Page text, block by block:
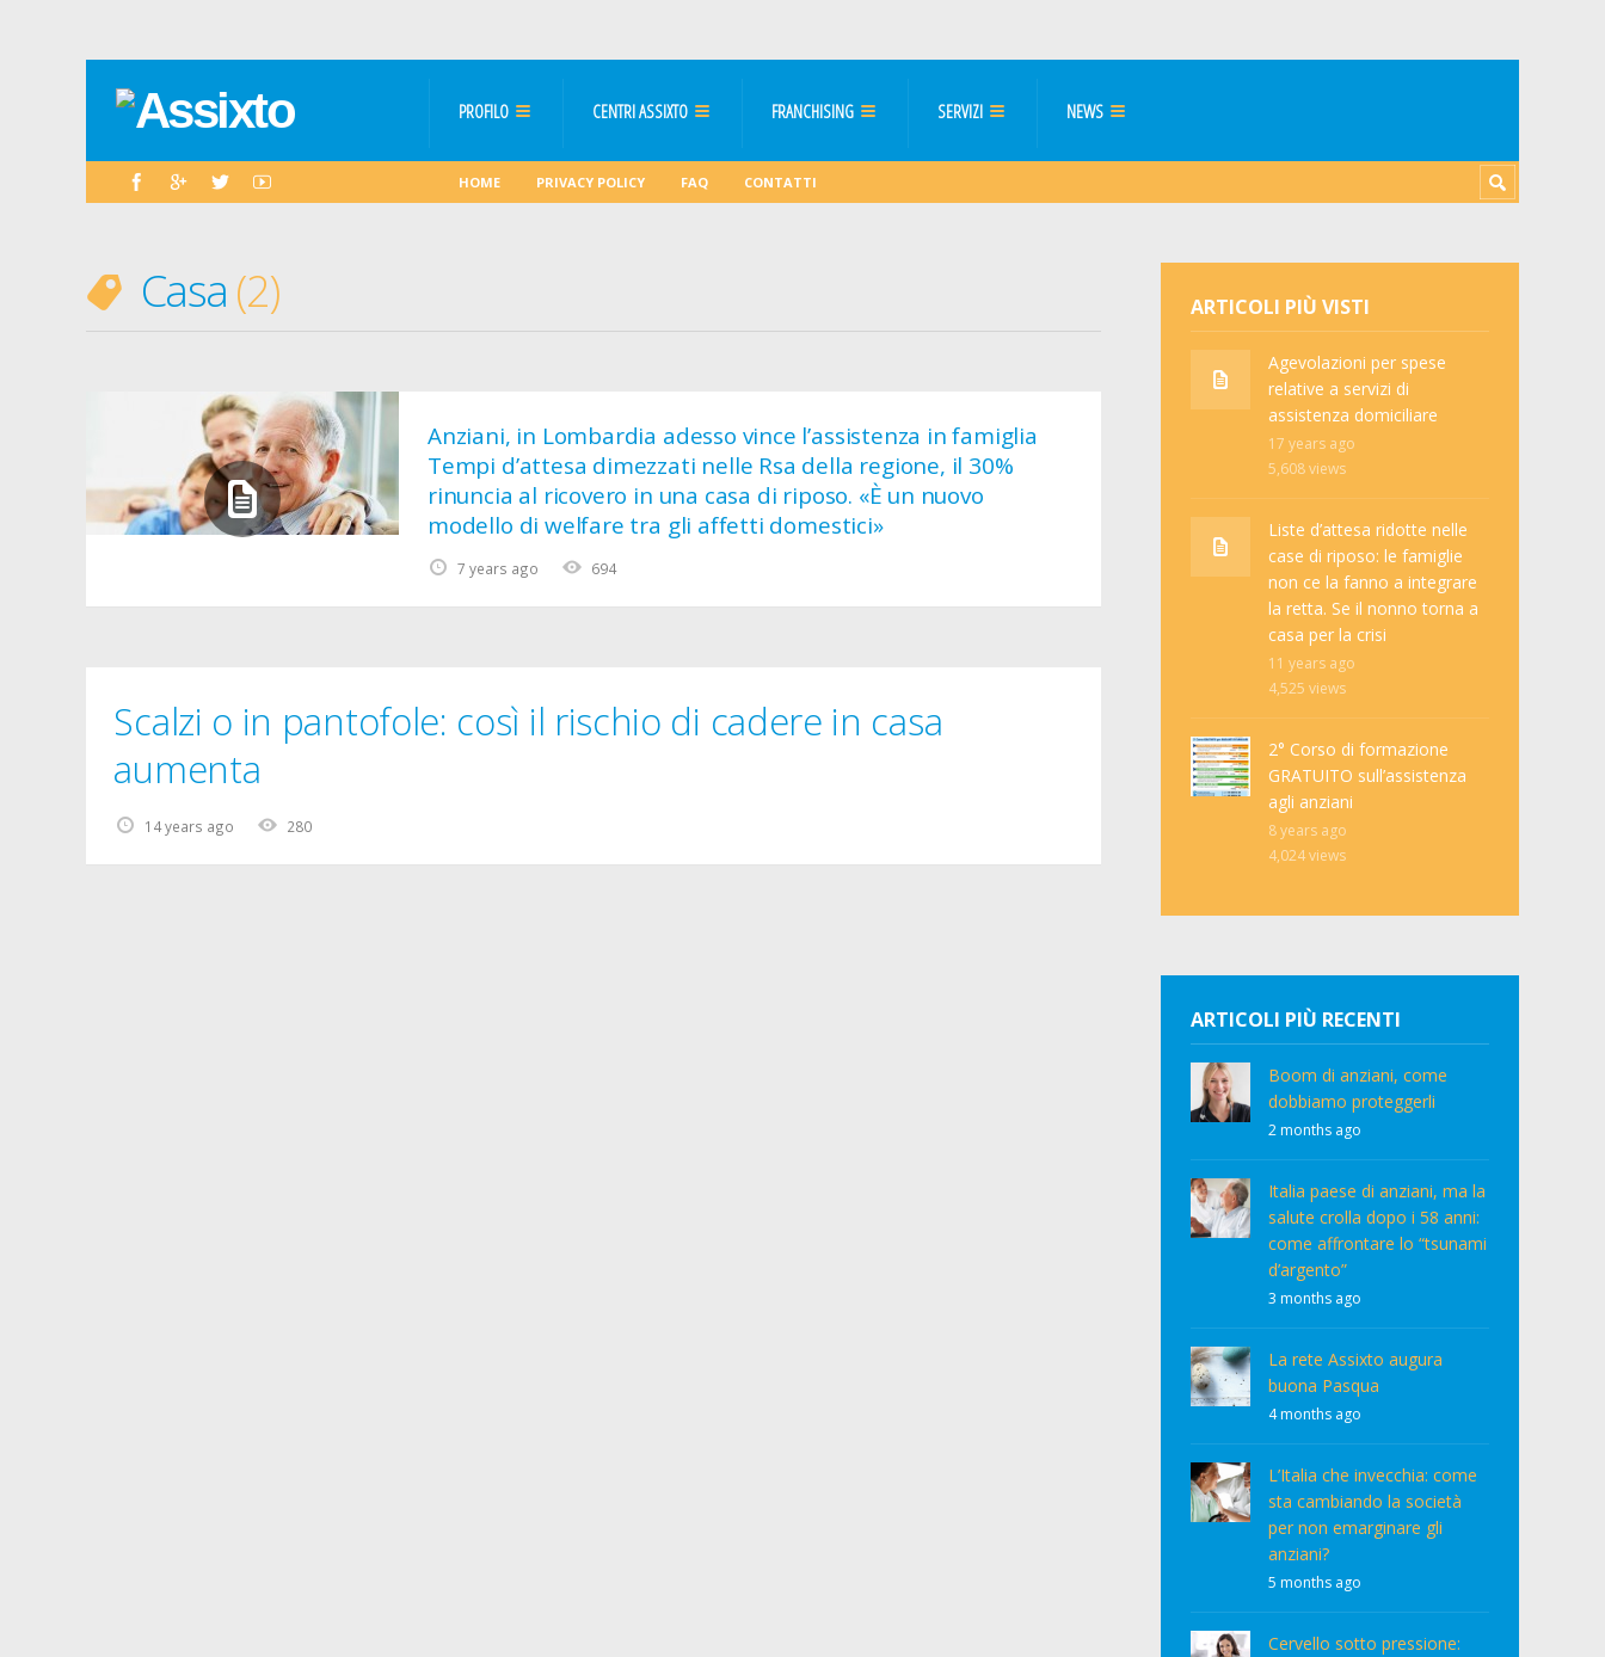
PROFILO CENTRI ASSIXTO FRANCHISING SERVIZI NEWS
HOME PRIVACY POLICY FAQ CONTATTI
Casa 2
7 years ago 694
Anziani, in Lombardia adesso vince l’assistenza in famiglia
Tempi d’attesa dimezzati nelle Rsa della regione, il 30%
rinuncia al ricovero in una casa di riposo. «È un nuovo
modello di welfare tra gli affetti domestici»
14 years ago 280
Scalzi o in pantofole: così il rischio di cadere in casa
aumenta
ARTICOLI PIÙ VISTI
Agevolazioni per spese
relative a servizi di
assistenza domiciliare
17 years ago
5,608views
Liste d’attesa ridotte nelle
case di riposo: le famiglie
non ce la fanno a integrare
la retta. Se il nonno torna a
casa per la crisi
11 years ago
4,525 views
2° Corso di formazione
GRATUITO sull’assistenza
agli anziani
8 years ago
4,024views
ARTICOLI PIÙ RECENTI
Boom di anziani, come
dobbiamo proteggerli
2 months ago
Italia paese di anziani, ma la
salute crolla dopo i 58 anni:
come affrontare lo “tsunami
d’argento”
3 months ago
La rete Assixto augura
buona Pasqua
4 months ago
L’Italia che invecchia: come
sta cambiando la società
per non emarginare gli
anziani?
5 months ago
Cervello sotto pressione: